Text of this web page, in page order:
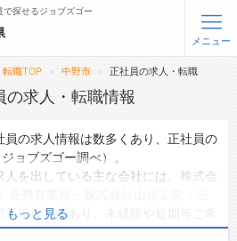
ログイン
探せるジョブズゴー
メニュー
職TOP 中野市 正社員の求人・転職
の求人・転職情報
の求人情報は数多くあり、正社員の
ョブズゴー調べ）。
を出している主な会社には、 株式会
工場 などがあり、未経験や短期等ご希
ます。
もっと見る